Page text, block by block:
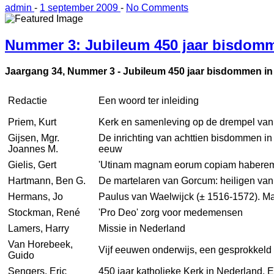
admin - 1 september 2009 - No Comments
Nummer 3: Jubileum 450 jaar
Jaargang 34, Nummer 3 - Jubileum 450 jaar bisdommen
Redactie Een woord ter inleiding
Priem, Kurt
Kerk en samenleving op de drempel
Gijsen, Mgr.
Joannes M.
De inrichting van achttien bisdommen
eeuw
Gielis, Gert
'Utinam magnam eorum copiam
Hartmann, Ben G.
De martelaren van Gorcum: heiligen
Hermans, Jo
Paulus van Waelwijck (± 1516-1572).
Stockman, René
'Pro Deo' zorg voor medemensen
Lamers, Harry
Missie in Nederland
Van Horebeek,
Guido
Vijf eeuwen onderwijs, een gesprokkeld
Sengers, Eric 450 jaar katholieke Kerk in Nederland.